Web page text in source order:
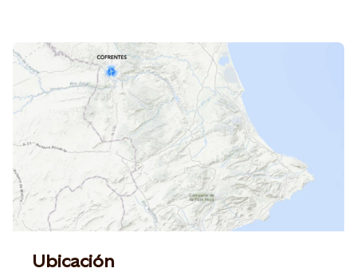
Ubicación